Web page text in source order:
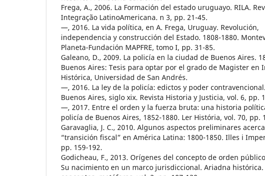
Frega, A., 2006. La Formación del estado uruguayo. RILA.
Integração LatinoAmericana. n 3, pp. 21-45.
—, 2016. La vida política, en A. Frega, Uruguay. Revolución,
independencia y construcción del Estado. 1808-1880.
Planeta-Fundación MAPFRE, tomo I, pp. 31-85.
Galeano, D., 2009. La policía en la ciudad de Buenos Aires.
Buenos Aires: Tesis para optar por el grado de Magister en
Histórica, Universidad de San Andrés.
—, 2016. La ley de la policía: edictos y poder
Buenos Aires, siglo xix. Revista Historia y Justicia, vol. 6, pp.
—, 2017. Entre el orden y la fuerza bruta: una historia
policía de Buenos Aires, 1852-1880. Ler História, vol. 70, pp.
Garavaglia, J. C., 2010. Algunos aspectos preliminares
“transición fiscal” en América Latina: 1800-1850. Illes i
pp. 159-192.
Godicheau, F., 2013. Orígenes del concepto de orden
Su nacimiento en un marco jurisdiccional. Ariadna histórica.